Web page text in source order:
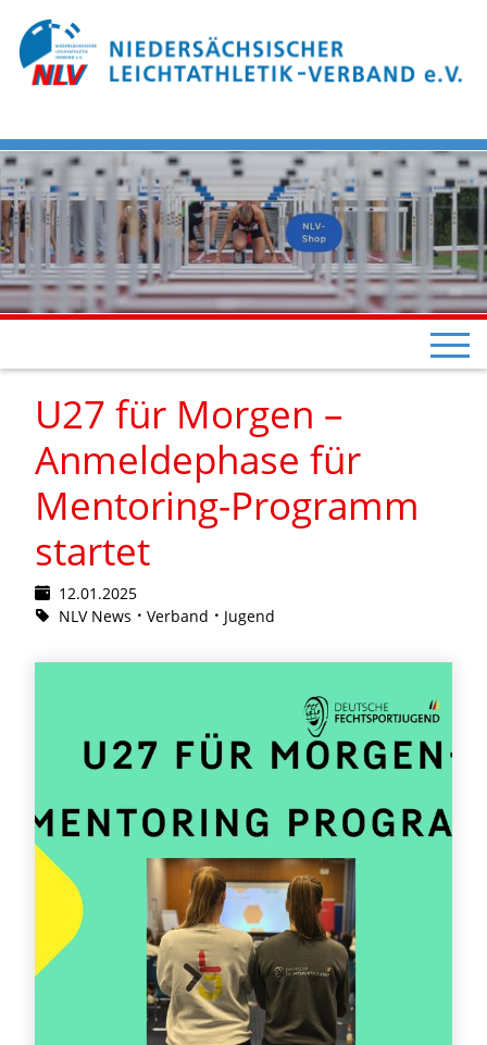
U27 für Morgen –
Anmeldephase für
Mentoring-Programm
startet
12.01.2025
NLV News
Verband Jugend